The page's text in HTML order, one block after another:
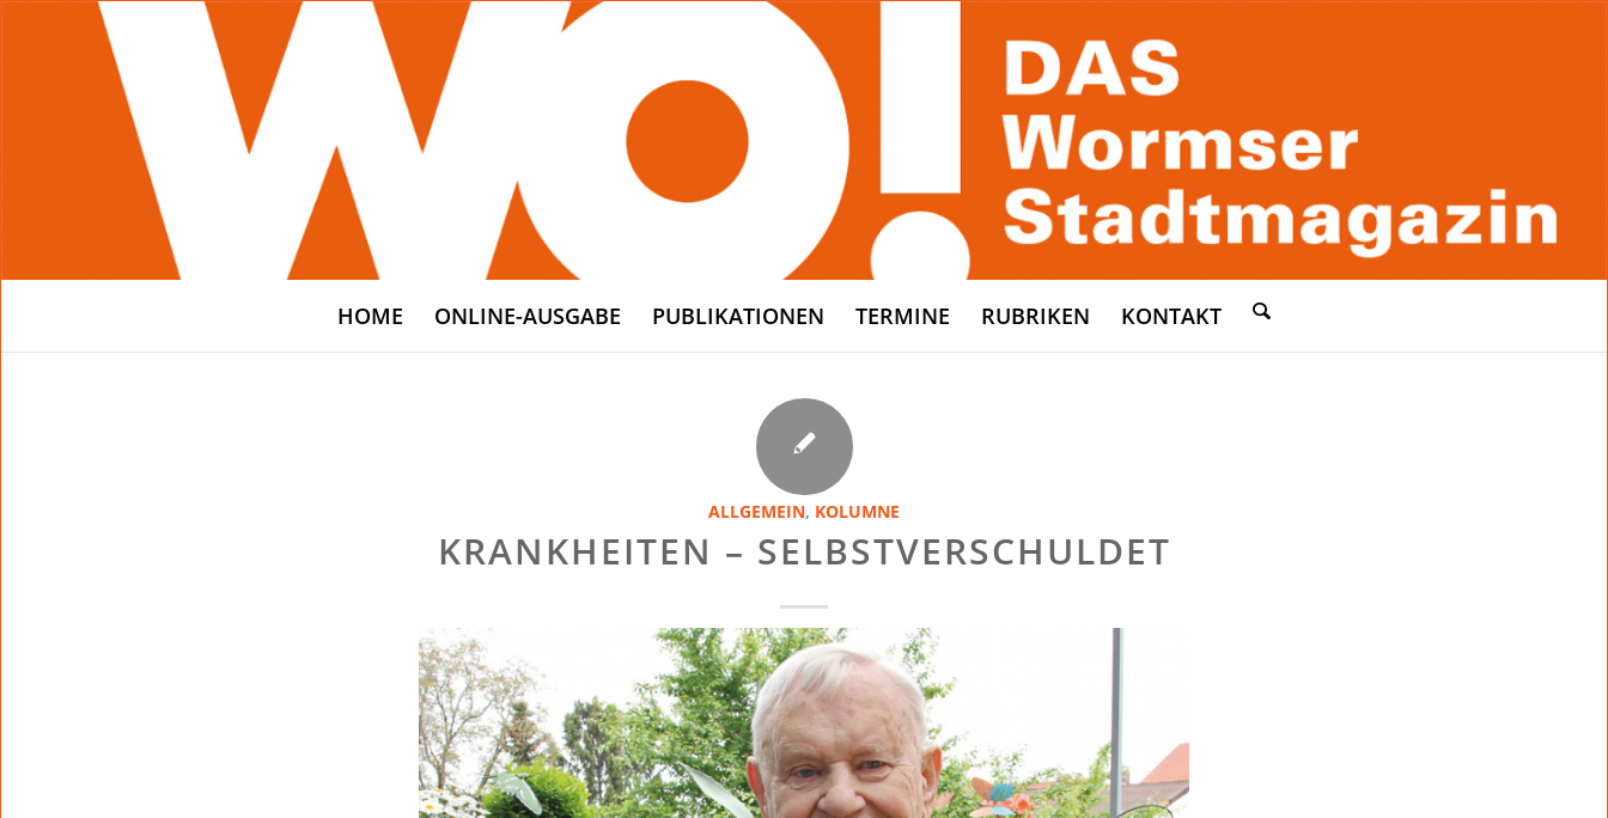
HOME ONLINE-AUSGABE PUBLIKATIONEN TERMINE RUBRIKEN KONTAKT
ALLGEMEIN, KOLUMNE
KRANKHEITEN – SELBSTVERSCHULDET